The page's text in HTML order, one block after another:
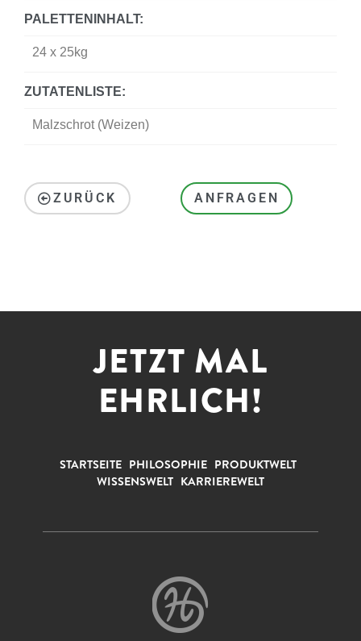
PALETTENINHALT:
24 x 25kg
ZUTATENLISTE:
Malzschrot (Weizen)
ZURÜCK ANFRAGEN
JETZT MAL
EHRLICH!
STARTSEITE PHILOSOPHIE PRODUKTWELT
WISSENSWELT KARRIEREWELT